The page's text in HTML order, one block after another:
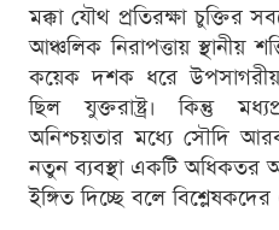
মক্কা যৌথ প্রতিরক্ষা চুক্তির
আঞ্চলিক নিরাপত্তায় স্থানীয়
কয়েক দশক ধরে উপসাগরীয়
ছিল যুক্তরাষ্ট্র। কিন্তু
অনিশ্চয়তার মধ্যে সৌদি
নতুন ব্যবস্থা একটি অধিকতর
ইঙ্গিত দিচ্ছে বলে